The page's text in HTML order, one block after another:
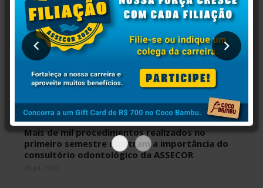
Presidente da ASSECOR participa de debate
sobre a unificação das carreiras do Ciclo de
Gestão
5 ago, 2026
Categoria unida em torno dos valores
29 jul, 2026
Mais de mil procedimentos realizados no
primeiro semestre mostram a importância do
consultório odontológico da ASSECOR